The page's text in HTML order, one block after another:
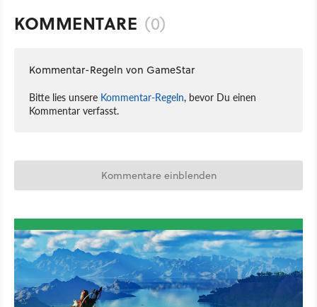
KOMMENTARE (0)
Kommentar-Regeln von GameStar
Bitte lies unsere Kommentar-Regeln, bevor Du einen
Kommentar verfasst.
Kommentare einblenden